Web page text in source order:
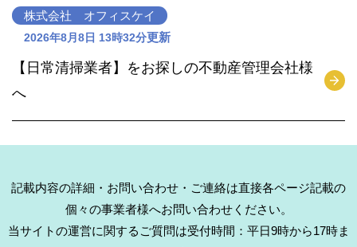
株式会社 オフィスケイ
2026年8月8日 13時32分更新
【日常清掃業者】をお探しの不動産管理会社様
へ
記載内容の詳細・お問い合わせ・ご連絡は直接各ページ記載の
個々の事業者様へお問い合わせください。
当サイトの運営に関するご質問は受付時間：平日9時から17時ま